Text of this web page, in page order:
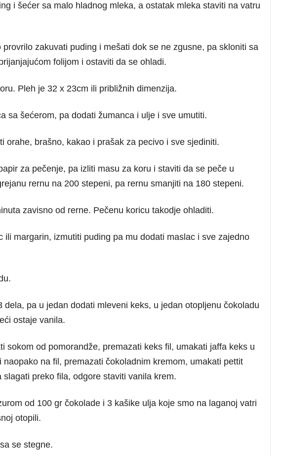
i šećer sa malo hladnog mleka, a ostatak mleka staviti na vatru
provrilo zakuvati puding i mešati dok se ne zgusne, pa skloniti sa
folijom i ostaviti da se ohladi.
Pleh je 32 x 23cm ili približnih dimenzija.
sa šećerom, pa dodati žumanca i ulje i sve umutiti.
orahe, brašno, kakao i prašak za pecivo i sve sjediniti.
za pečenje, pa izliti masu za koru i staviti da se peče u
rernu na 200 stepeni, pa rernu smanjiti na 180 stepeni.
zavisno od rerne. Pečenu koricu takodje ohladiti.
ili margarin, izmutiti puding pa mu dodati maslac i sve zajedno
dela, pa u jedan dodati mleveni keks, u jedan otopljenu čokoladu
ostaje vanila.
sokom od pomorandže, premazati keks fil, umakati jaffa keks u
naopako na fil, premazati čokoladnim kremom, umakati pettit
slagati preko fila, odgore staviti vanila krem.
od 100 gr čokolade i 3 kašike ulja koje smo na laganoj vatri
otopili.
se stegne.